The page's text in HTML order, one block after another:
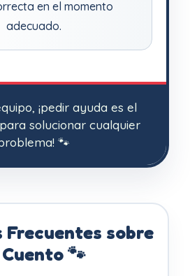
en el momento
adecuado.
¡pedir ayuda es el
solucionar cualquier
🐾
Frecuentes sobre
🐾